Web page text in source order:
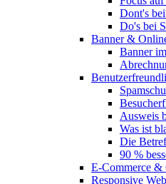
Dont's
Do's bei
Banner &
Banner
Ausweis
Was ist
Die
90 %
E-Commerce &
Responsive